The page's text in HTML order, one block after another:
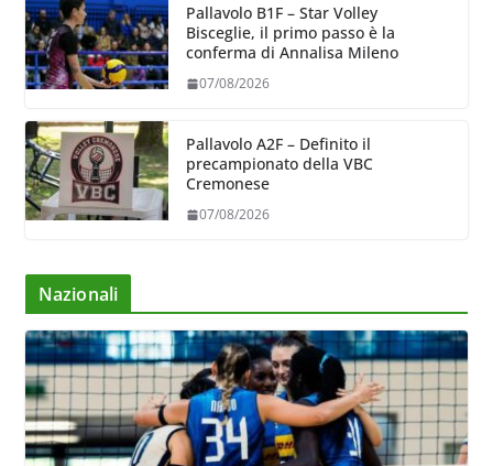
Pallavolo B1F – Star Volley
Bisceglie, il primo passo è la
conferma di Annalisa Mileno
07/08/2026
Pallavolo A2F – Definito il
precampionato della VBC
Cremonese
07/08/2026
Nazionali